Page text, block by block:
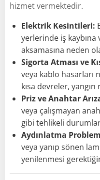
hizmet vermektedir.
Elektrik Kesintileri:
yerlerinde iş kaybına
aksamasına neden
Sigorta Atması ve
veya kablo hasarları
kısa devreler,
Priz ve Anahtar
veya çalışmayan
gibi tehlikeli
Aydınlatma
veya yanıp sönen
yenilenmesi